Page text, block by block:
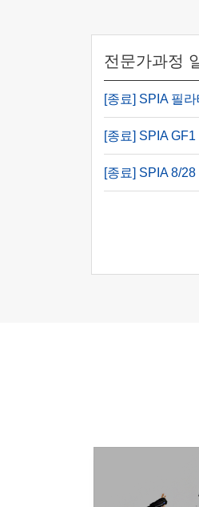
전문가과정
[종료] SPIA 필
[종료] SPIA
[종료] SPIA 8/